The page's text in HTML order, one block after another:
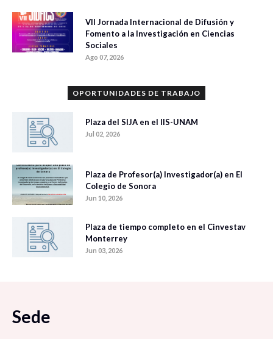
VII Jornada Internacional de Difusión y
Fomento a la Investigación en Ciencias
Sociales
Ago 07, 2026
OPORTUNIDADES DE TRABAJO
Plaza del SIJA en el IIS-UNAM
Jul 02, 2026
Plaza de Profesor(a) Investigador(a) en El
Colegio de Sonora
Jun 10, 2026
Plaza de tiempo completo en el Cinvestav
Monterrey
Jun 03, 2026
Sede